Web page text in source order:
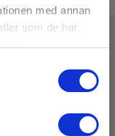
med annan
som de har